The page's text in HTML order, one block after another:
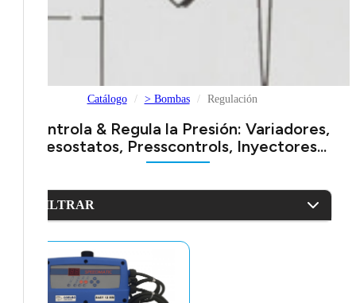
Catálogo > Bombas Regulación
Controla & Regula la Presión: Variadores,
Presostatos, Presscontrols, Inyectores...
FILTRAR